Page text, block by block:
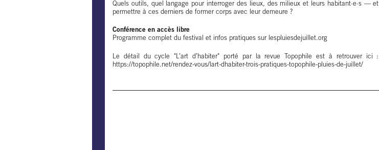
Quels outils, quel langage pour interroger des lieux, des milieux et leurs habitant·e·s — et
permettre à ces derniers de former corps avec leur demeure ?
Conférence en accès libre
Programme complet du festival et infos pratiques sur lespluiesdejuillet.org
Le détail du cycle "L’art d’habiter" porté par la revue Topophile est à retrouver ici :
https://topophile.net/rendez-vous/lart-dhabiter-trois-pratiques-topophile-pluies-de-juillet/